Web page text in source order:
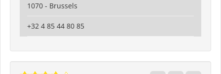
1070 - Brussels
+32 4 85 44 80 85